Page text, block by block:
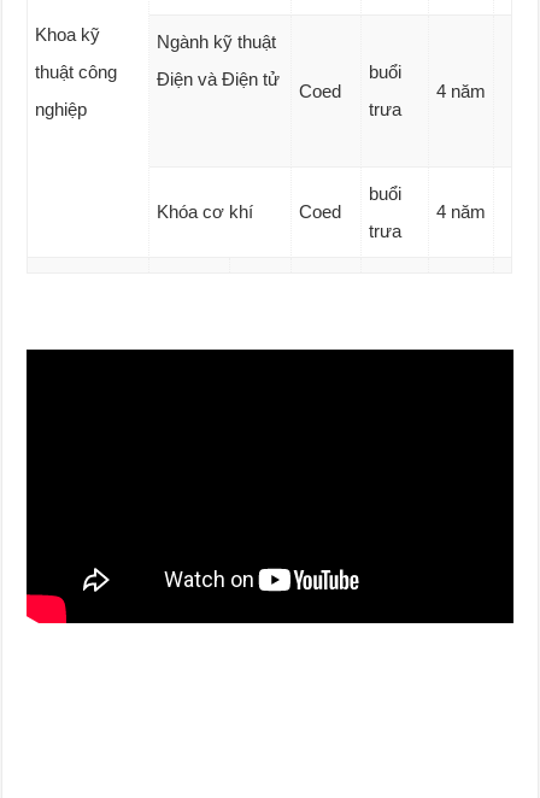
Khoa kỹ
thuật công
nghiệp
Ngành kỹ thuật
Điện và Điện tử
Coed
buổi
trưa
4 năm
Khóa cơ khí Coed
buổi
trưa
4 năm